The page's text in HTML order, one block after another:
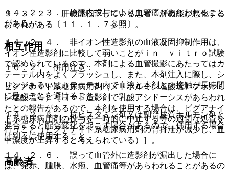
１４．２．３． 静脈内投与により血管痛があらわれること
がある。
１４．２．４． 非イオン性造影剤の血液凝固抑制作用は、
イオン性造影剤に比較して弱いことがｉｎ ｖｉｔｒｏ試験
で認められているので、本剤による血管撮影にあたってはカ
テーテル内をよくフラッシュし、また、本剤注入に際し、シ
リンジあるいはカテーテル内で血液と本剤との接触が長時間
に及ぶことを避けること。
１４．２．５． 抗ヒスタミン剤又は副腎皮質ホルモン剤と
混合すると配合変化を起こす場合があるので、併用する場合
は別々に使用すること。
１４．２．６． 誤って血管外に造影剤が漏出した場合に
は、発赤、腫脹、水疱、血管痛等があらわれることがあるの
９．３．２． 肝機能低下している患者：肝機能が悪化する
おそれがある〔１１．１．７参照〕。
相互作用
１０．２． 併用注意：
ビグアナイド系糖尿病用剤（メトホルミン塩酸塩、ブホルミ
ン塩酸塩等）［ヨード造影剤で乳酸アシドーシスがあらわれ
たとの報告があるので、本剤を使用する場合は、ビグアナイ
ド系糖尿病用剤の投与を一時的に中止する等の適切な処置を
行うこと（ビグアナイド系糖尿病用剤の腎排泄が減少し、血
中濃度が上昇すると考えられている）］。
高齢者